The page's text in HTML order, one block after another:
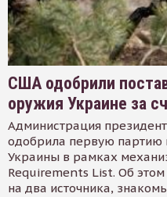
США одобрили
оружия Украине за
Администрация
одобрила первую
Украины в рамках
Requirements List. Об
на два источника,